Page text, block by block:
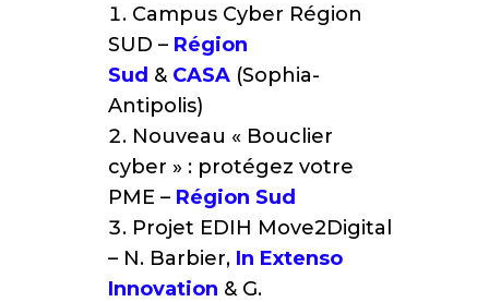
Campus Cyber Région
SUD – Région
Sud & CASA (Sophia-
Antipolis)
Nouveau « Bouclier
cyber » : protégez votre
PME – Région Sud
Projet EDIH Move2Digital
– N. Barbier, In Extenso
Innovation & G.